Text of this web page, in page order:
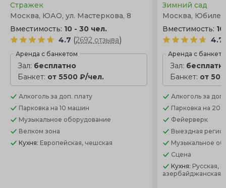
Стражек
Москва, ЮАО, ул. Мастеркова, 8
Вместимость: 10 - 30 чел.
4.7 (2692 отзыва)
Аренда с банкетом
Зал: бесплатно
Банкет: от 5500 ₽/чел.
Алкоголь за доп. плату
Парковка на 10 машин
Музыкальное оборудование
Велком зона
Кухня: Европейская, чешская
Зимний сад
Москва,
Вместимость:
4.7
Аренда с
Зал:
Банкет: от
Алкоголь за
Парковка на 20
Фейерверк
Выездная
Музыкальное
Сцена
Кухня: Русская,
азербайджанская,